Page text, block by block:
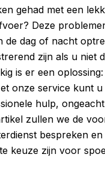
gehad met een
Deze
de dag of nacht
zijn als u niet
is er een
onze service kunt u
hulp,
zullen we de
bespreken
keuze zijn voor